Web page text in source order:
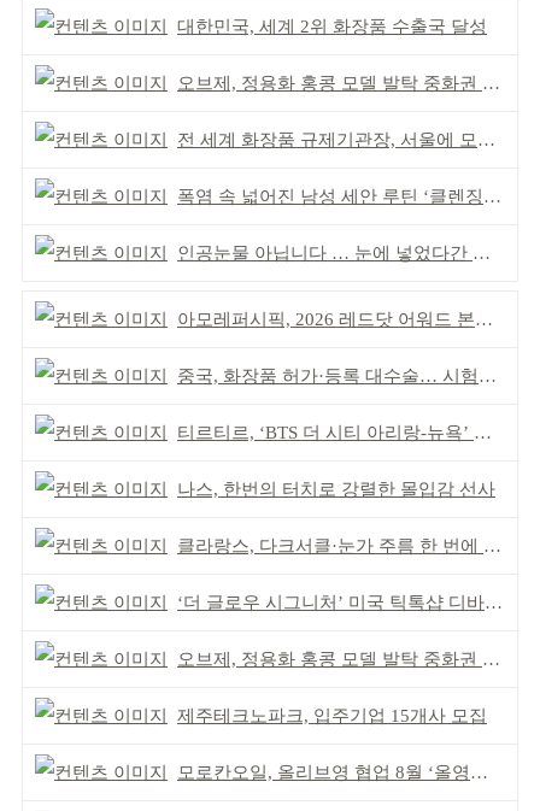
대한민국, 세계 2위 화장품 수출국 달성
오브제, 정용화 홍콩 모델 발탁 중화권 공략 강화
전 세계 화장품 규제기관장, 서울에 모인다
폭염 속 넓어진 남성 세안 루틴 ‘클렌징’ 거래액 급증
인공눈물 아닙니다 … 눈에 넣었다간 각막 손상
아모레퍼시픽, 2026 레드닷 어워드 본상 2개 수상
중국, 화장품 허가·등록 대수술… 시험자료 공용 허용
티르티르, ‘BTS 더 시티 아리랑-뉴욕’ 참여
나스, 한번의 터치로 강렬한 몰입감 선사
클라랑스, 다크서클·눈가 주름 한 번에 더블 케어
‘더 글로우 시그니처’ 미국 틱톡샵 디바이스 부문 1위
오브제, 정용화 홍콩 모델 발탁 중화권 공략 강화
제주테크노파크, 입주기업 15개사 모집
모로칸오일, 올리브영 협업 8월 ‘올영픽’ 선정